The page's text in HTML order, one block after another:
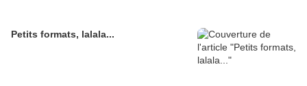
Petits formats, lalala...